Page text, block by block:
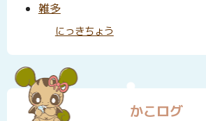
雑多
にっきちょう
かこログ